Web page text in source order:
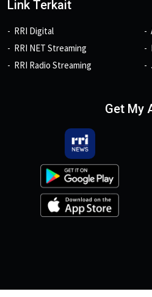
Link Terkait
RRI Digital
RRI NET Streaming
RRI Radio Streaming
Get My